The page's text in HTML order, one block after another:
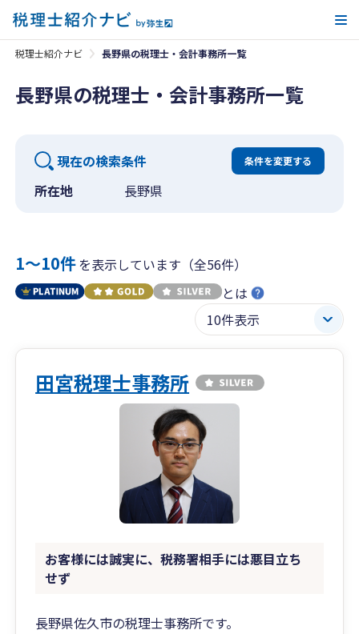
税理士紹介ナビ 長野県の税理士・会計事務所一覧
長野県の税理士・会計事務所一覧
現在の検索条件 条件を変更する
所在地 長野県
1〜10件を表示しています（全56件）
とは
田宮税理士事務所
お客様には誠実に、税務署相手には悪目立ち
せず
長野県佐久市の税理士事務所です。